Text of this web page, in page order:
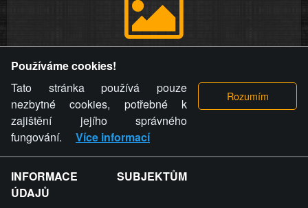
videa a komentáře. Osoba, které se toto opatření provozovatele
stránky týče, ani osoba, která umístila fotografii nebo video na
stránku, nemůže z důvodu odstranění fotografie, videa nebo
komentáře pro výše uvedenou okolnost uplatnit vůči
provozovateli stránky žádný nárok na náhradu škody nebo
nemajetkové újmy.
ZVRÁCENÝ.CZ - Svět není zvrácenej. To jen
Používáme cookies!
Tato stránka používá pouze
nezbytné cookies, potřebné k
zajištění jejího správného
fungování.
Více informací
INFORMACE SUBJEKTŮM
ÚDAJŮ